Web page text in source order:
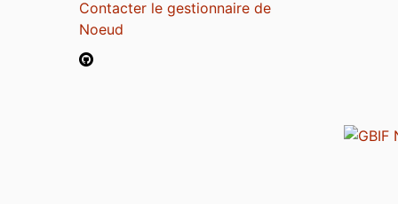
Contacter le gestionnaire de
Noeud